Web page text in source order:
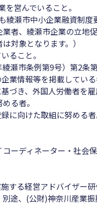
営んでいること。
綾瀬市中小企業融資制
者、綾瀬市企業の立地
対象となります。）
ること。
瀬市条例第9号）第2条
業情報等を掲載してい
づき、外国人労働者を
る者。
に向けた取組に努める
ーディネーター・社会
する経営アドバイザー
途、(公財)神奈川産業